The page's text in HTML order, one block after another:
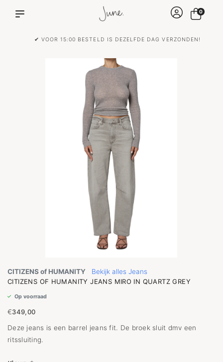
✔ VOOR 15:00 BESTELD IS DEZELFDE DAG VERZONDEN!
0
CITIZENS of HUMANITY
Bekijk alles Jeans
CITIZENS OF HUMANITY JEANS MIRO IN QUARTZ GREY
Op voorraad
€349,00
Deze jeans is een barrel jeans fit. De broek sluit dmv een
ritssluiting.